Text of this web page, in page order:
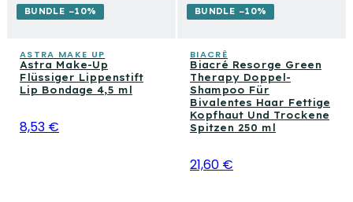
BUNDLE −10%
ASTRA MAKE UP
Astra Make-Up
Flüssiger Lippenstift
Lip Bondage 4,5 ml
8,53 €
BUNDLE −10%
BIACRÈ
Biacré Resorge Green
Therapy Doppel-
Shampoo Für
Bivalentes Haar Fettige
Kopfhaut Und Trockene
Spitzen 250 ml
21,60 €